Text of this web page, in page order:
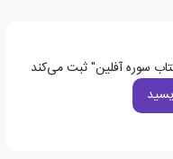
سوره آفلین" ثبت می‌کند